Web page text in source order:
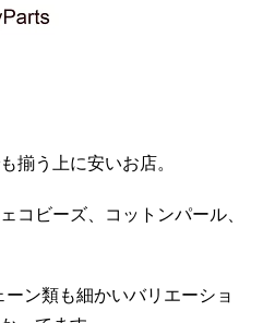
揃う上に安いお店。
コビーズ、コットンパール、
ン類も細かいバリエーショ